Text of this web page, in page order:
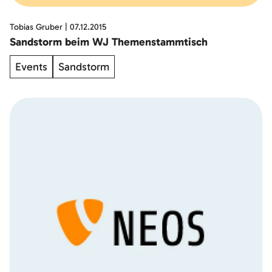
Tobias Gruber 07.12.2015
Sandstorm beim WJ Themenstammtisch
Events
Sandstorm